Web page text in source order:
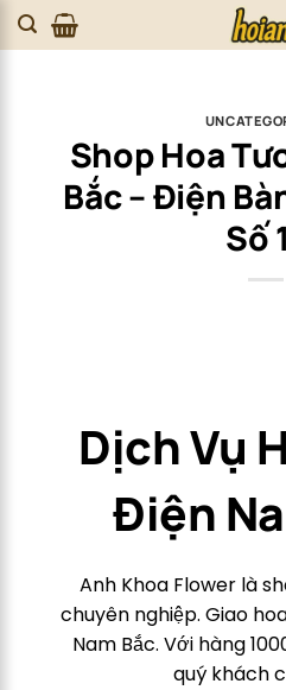
Skip
to
Shop Hoa
Bắc – Điện
Số
Dịch Vụ
Điện
Anh Khoa Flower là
chuyên nghiệp. Giao
Nam Bắc. Với hàng
quý khách